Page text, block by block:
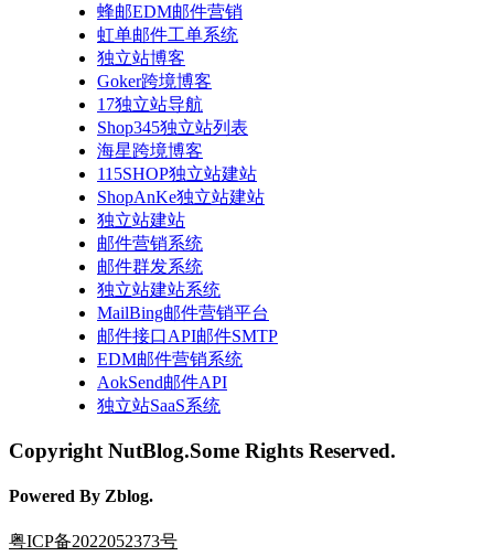
蜂邮EDM邮件营销
虹单邮件工单系统
独立站博客
Goker跨境博客
17独立站导航
Shop345独立站列表
海星跨境博客
115SHOP独立站建站
ShopAnKe独立站建站
独立站建站
邮件营销系统
邮件群发系统
独立站建站系统
MailBing邮件营销平台
邮件接口API邮件SMTP
EDM邮件营销系统
AokSend邮件API
独立站SaaS系统
Copyright NutBlog.Some Rights Reserved.
Powered By Zblog.
粤ICP备2022052373号